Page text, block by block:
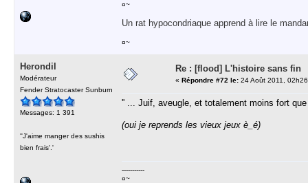
¤~
Un rat hypocondriaque apprend à lire le
¤~
Herondil
Modérateur
Fender Stratocaster Sunburn
Messages: 1 391
''J'aime manger des sushis
bien frais'.'
Re : [flood] L'histoire sans fin
« Répondre #72 le: 24 Août 2011,
'' ... Juif, aveugle, et totalement moins fort
(oui je reprends les vieux jeux è_é)
-----------
¤~